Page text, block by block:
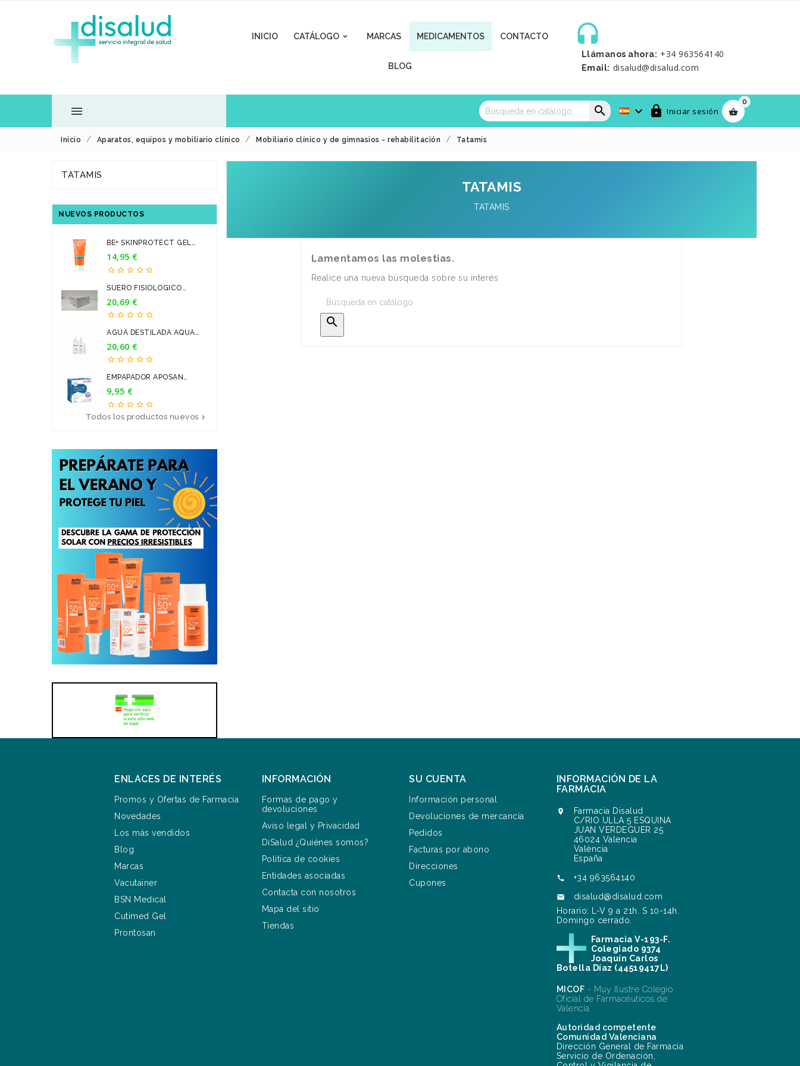
INICIO 
CATÁLOGO MARCAS MEDICAMENTOS CONTACTO
BLOG

Llámanos ahora: +34 963564140
Email: disalud@disalud.com

TODOS LOS
DEPARTAMENTOS

0
 Iniciar sesión


Inicio Aparatos, equipos y mobiliario clínico Mobiliario clínico y de gimnasios - rehabilitación Tatamis
TATAMIS
NUEVOS PRODUCTOS
BE+ SKINPROTECT GEL
CREMA...
Precio
14,95 €
    
SUERO FISIOLOGICO
Precio
20,69 €
    
AGUA DESTILADA AQUA
PARA...
Precio
20,60 €
    
EMPAPADOR APOSAN
60*90CM 20U
Precio
9,95 €
    
Todos los productos nuevos 
TATAMIS
TATAMIS
Lamentamos las molestias.
Realice una nueva búsqueda sobre su interés

ENLACES DE INTERÉS
Promos y Ofertas de Farmacia
Novedades
Los más vendidos
Blog
Marcas
Vacutainer
BSN Medical
Cutimed Gel
Prontosan
INFORMACIÓN
Formas de pago y
devoluciones
Aviso legal y Privacidad
DiSalud ¿Quiénes somos?
Política de cookies
Entidades asociadas
Contacta con nosotros
Mapa del sitio
Tiendas
SU CUENTA
Información personal
Devoluciones de mercancía
Pedidos
Facturas por abono
Direcciones
Cupones
INFORMACIÓN DE LA
FARMACIA

Farmacia Disalud
C/RIO ULLA 5 ESQUINA
JUAN VERDEGUER 25
46024 Valencia
València
España
 +34 963564140

disalud@disalud.com
Horario: L-V 9 a 21h. S 10-14h.
Domingo cerrado.
Farmacia V-193-F.
Colegiado 9374
Joaquín Carlos
Botella Díaz (44519417L)
MICOF - Muy Ilustre Colegio
Oficial de Farmacéuticos de
Valencia
Autoridad competente
Comunidad Valenciana
Dirección General de Farmacia
Servicio de Ordenación,